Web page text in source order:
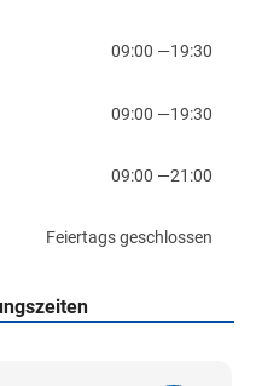
09:00 —19:30
09:00 —19:30
09:00 —21:00
Feiertags geschlossen